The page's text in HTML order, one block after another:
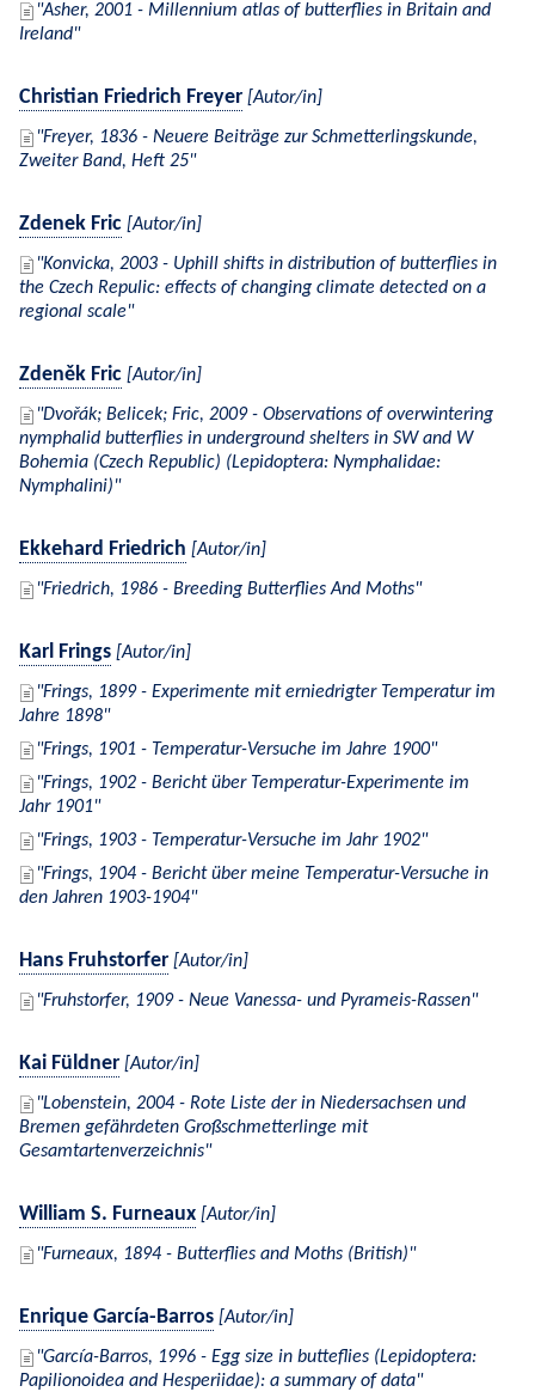
Asher, 2001 - Millennium atlas of butterflies in Britain and
Ireland
Christian Friedrich Freyer [Autor/in]
Freyer, 1836 - Neuere Beiträge zur Schmetterlingskunde,
Zweiter Band, Heft 25
Zdenek Fric [Autor/in]
Konvicka, 2003 - Uphill shifts in distribution of butterflies in
the Czech Repulic: effects of changing climate detected on a
regional scale
Zdeněk Fric [Autor/in]
Dvořák; Belicek; Fric, 2009 - Observations of overwintering
nymphalid butterflies in underground shelters in SW and W
Bohemia (Czech Republic) (Lepidoptera: Nymphalidae:
Nymphalini)
Ekkehard Friedrich [Autor/in]
Friedrich, 1986 - Breeding Butterflies And Moths
Karl Frings [Autor/in]
Frings, 1899 - Experimente mit erniedrigter Temperatur im
Jahre 1898
Frings, 1901 - Temperatur-Versuche im Jahre 1900
Frings, 1902 - Bericht über Temperatur-Experimente im
Jahr 1901
Frings, 1903 - Temperatur-Versuche im Jahr 1902
Frings, 1904 - Bericht über meine Temperatur-Versuche in
den Jahren 1903-1904
Hans Fruhstorfer [Autor/in]
Fruhstorfer, 1909 - Neue Vanessa- und Pyrameis-Rassen
Kai Füldner [Autor/in]
Lobenstein, 2004 - Rote Liste der in Niedersachsen und
Bremen gefährdeten Großschmetterlinge mit
Gesamtartenverzeichnis
William S. Furneaux [Autor/in]
Furneaux, 1894 - Butterflies and Moths (British)
Enrique García-Barros [Autor/in]
García-Barros, 1996 - Egg size in butteflies (Lepidoptera:
Papilionoidea and Hesperiidae): a summary of data